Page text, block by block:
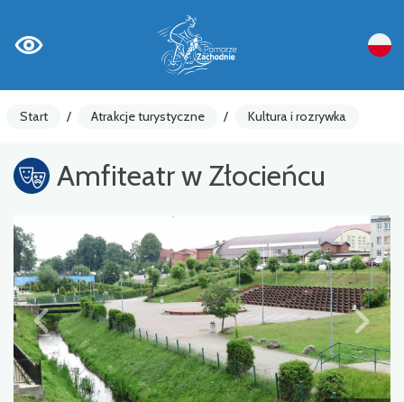
Start / Atrakcje turystyczne / Kultura i rozrywka
Amfiteatr w Złocieńcu